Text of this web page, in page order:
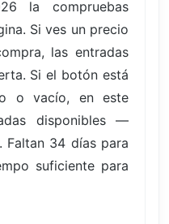
la compruebas
Si ves un precio
las entradas
Si el botón está
o vacío, en este
disponibles —
Faltan 34 días para
suficiente para